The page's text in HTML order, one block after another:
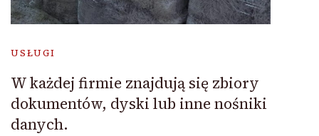
USŁUGI
W każdej firmie znajdują się zbiory
dokumentów, dyski lub inne nośniki
danych.